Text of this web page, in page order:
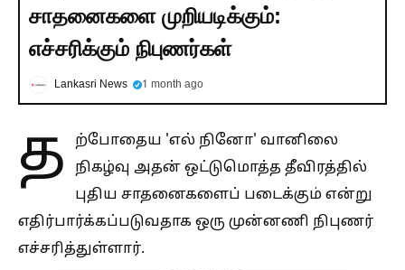
சாதனைகளை முறியடிக்கும்:
எச்சரிக்கும் நிபுணர்கள்
Lankasri News 1 month ago
த
ற்போதைய 'எல் நினோ' வானிலை
நிகழ்வு அதன் ஒட்டுமொத்த தீவிரத்தில்
புதிய சாதனைகளைப் படைக்கும் என்று
எதிர்பார்க்கப்படுவதாக ஒரு முன்னணி நிபுணர்
எச்சரித்துள்ளார்.